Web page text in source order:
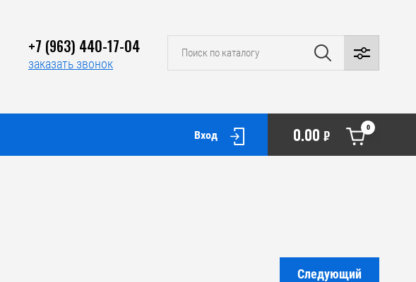
Вход 0.00 ₽
0
+7 (963) 440-17-04
заказать звонок
Следующий